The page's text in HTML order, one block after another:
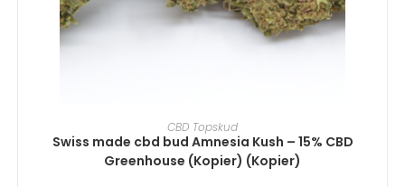
VÆLG MULIGHEDER
CBD Topskud
Swiss made cbd bud Amnesia Kush – 15% CBD
Greenhouse (Kopier) (Kopier)